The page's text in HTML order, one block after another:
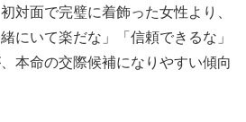
対面で完璧に着飾った女性より、
にいて楽だな」「信頼できるな」
本命の交際候補になりやすい傾向